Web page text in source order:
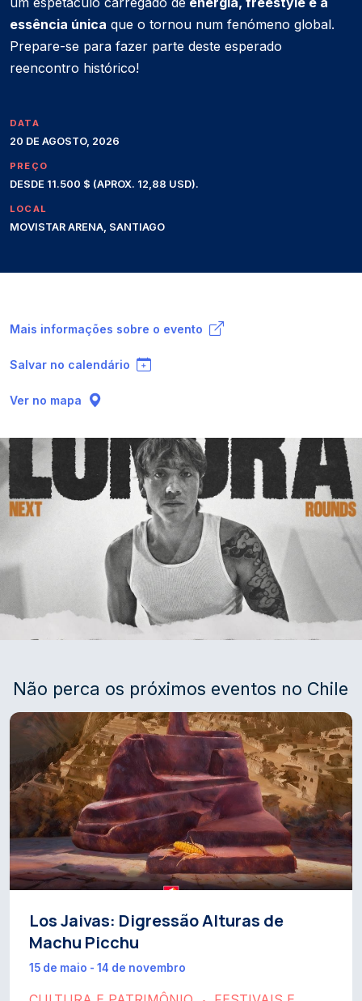
essência única que o tornou num fenómeno global.
Prepare-se para fazer parte deste esperado
reencontro histórico!
DATA
20 DE AGOSTO, 2026
PREÇO
DESDE 11.500 $ (APROX. 12,88 USD).
LOCAL
MOVISTAR ARENA, SANTIAGO
Mais informações sobre o evento
Salvar no calendário
Ver no mapa
Não perca os próximos eventos no Chile
Los Jaivas: Digressão Alturas de
Machu Picchu
15 de maio - 14 de novembro